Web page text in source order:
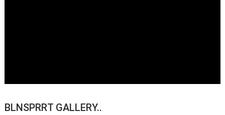
BLNSPRRT GALLERY..